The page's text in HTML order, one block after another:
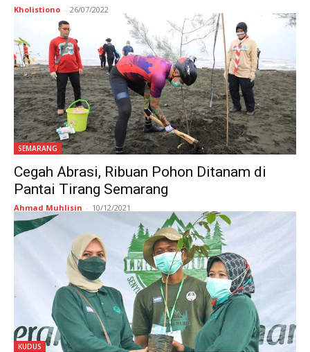
Kholistiono - 26/07/2022
SEMARANG
Cegah Abrasi, Ribuan Pohon Ditanam di
Pantai Tirang Semarang
Ahmad Muhlisin - 10/12/2021
KUDUS